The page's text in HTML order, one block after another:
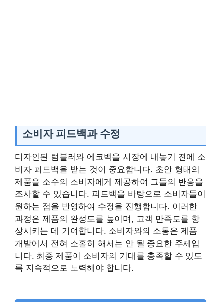
소비자 피드백과 수정
디자인된 텀블러와 에코백을 시장에 내놓기 전에 소
비자 피드백을 받는 것이 중요합니다. 초안 형태의
제품을 소수의 소비자에게 제공하여 그들의 반응을
조사할 수 있습니다. 피드백을 바탕으로 소비자들이
원하는 점을 반영하여 수정을 진행합니다. 이러한
과정은 제품의 완성도를 높이며, 고객 만족도를 향
상시키는 데 기여합니다. 소비자와의 소통은 제품
개발에서 전혀 소홀히 해서는 안 될 중요한 주제입
니다. 최종 제품이 소비자의 기대를 충족할 수 있도
록 지속적으로 노력해야 합니다.